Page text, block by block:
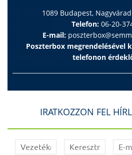
1089 Budapest,
Telefon: 06-20-
E-mail:
Poszterbox megrendelésével
telefonon
IRATKOZZON FEL